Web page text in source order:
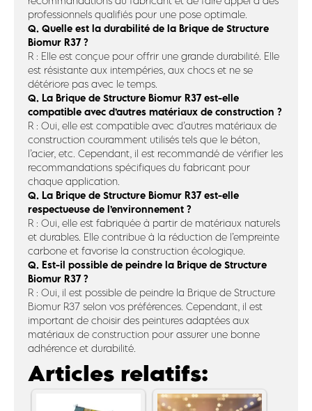
professionnels qualifiés pour une pose optimale.
Q. Quelle est la durabilité de la Brique de Structure
Biomur R37 ?
R : Elle est conçue pour offrir une grande durabilité. Elle
est résistante aux intempéries, aux chocs et ne se
détériore pas avec le temps.
Q. La Brique de Structure Biomur R37 est-elle
compatible avec d’autres matériaux de construction ?
R : Oui, elle est compatible avec d’autres matériaux de
construction couramment utilisés tels que le béton,
l’acier, etc. Cependant, il est recommandé de vérifier les
recommandations spécifiques du fabricant pour
chaque application.
Q. La Brique de Structure Biomur R37 est-elle
respectueuse de l’environnement ?
R : Oui, elle est fabriquée à partir de matériaux naturels
et durables. Elle contribue à la réduction de l’empreinte
carbone et favorise la construction écologique.
Q. Est-il possible de peindre la Brique de Structure
Biomur R37 ?
R : Oui, il est possible de peindre la Brique de Structure
Biomur R37 selon vos préférences. Cependant, il est
important de choisir des peintures adaptées aux
matériaux de construction pour assurer une bonne
adhérence et durabilité.
Articles relatifs: